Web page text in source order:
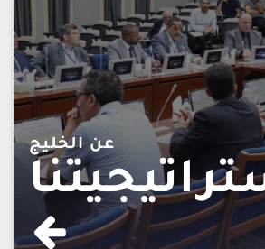
عن الخليج